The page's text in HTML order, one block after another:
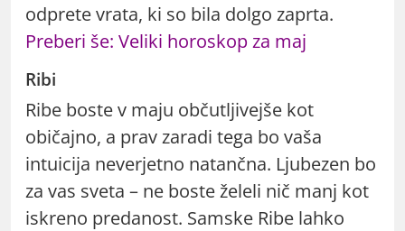
odprete vrata, ki so bila dolgo zaprta.
Preberi še: Veliki horoskop za maj
Ribi
Ribe boste v maju občutljivejše kot
običajno, a prav zaradi tega bo vaša
intuicija neverjetno natančna. Ljubezen bo
za vas sveta – ne boste želeli nič manj kot
iskreno predanost. Samske Ribe lahko